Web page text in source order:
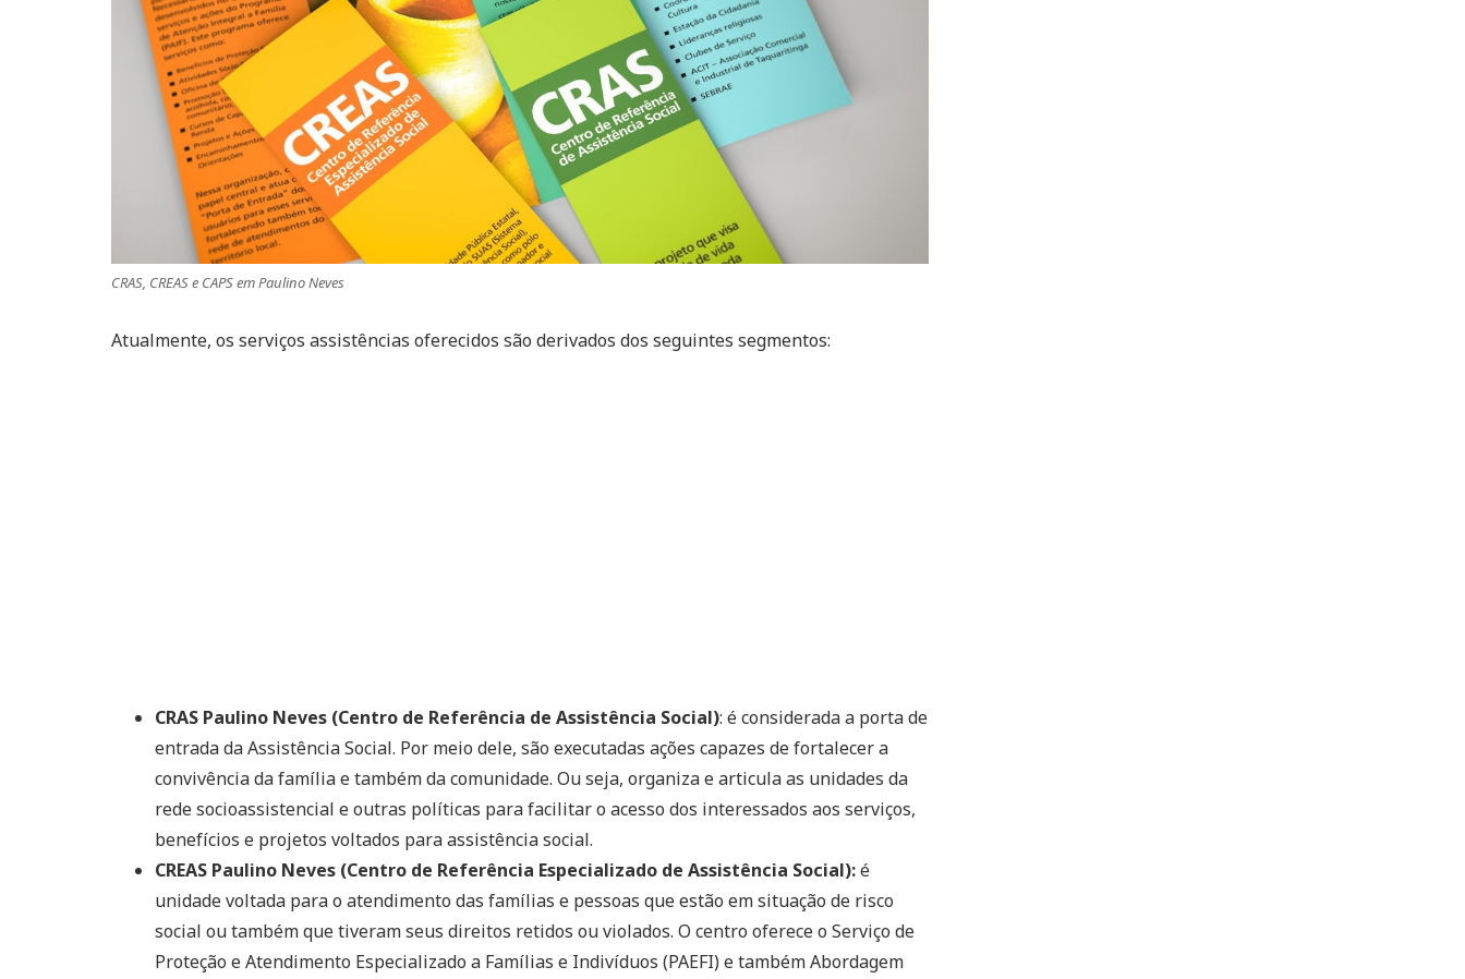
CRAS, CREAS e CAPS em Paulino Neves
Atualmente, os serviços assistências oferecidos são derivados dos seguintes segmentos:
CRAS Paulino Neves (Centro de Referência de Assistência Social): é considerada a porta de
entrada da Assistência Social. Por meio dele, são executadas ações capazes de fortalecer a
convivência da família e também da comunidade. Ou seja, organiza e articula as unidades da
rede socioassistencial e outras políticas para facilitar o acesso dos interessados aos serviços,
benefícios e projetos voltados para assistência social.
CREAS Paulino Neves (Centro de Referência Especializado de Assistência Social):é
unidade voltada para o atendimento das famílias e pessoas que estão em situação de risco
social ou também que tiveram seus direitos retidos ou violados. O centro oferece o Serviço de
Proteção e Atendimento Especializado a Famílias e Indivíduos (PAEFI) e também Abordagem